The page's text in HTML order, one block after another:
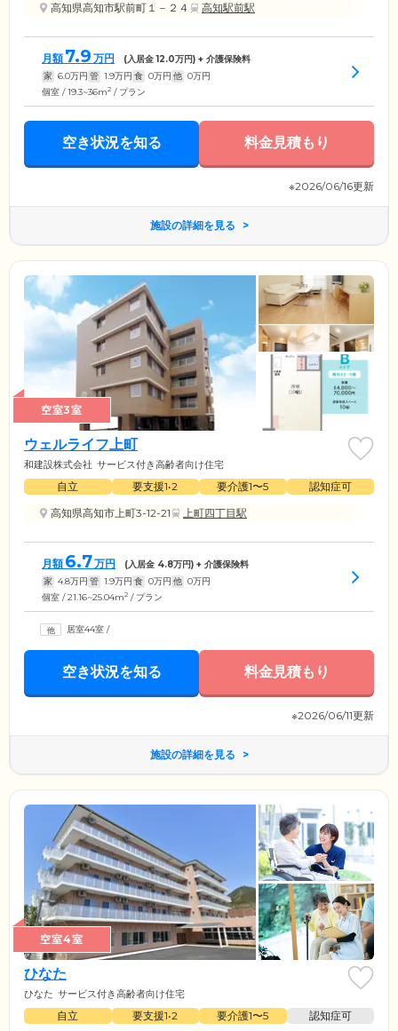
高知県高知市駅前町１－２４
高知駅前駅
月額 7.9 万円 (入居金12.0万円) + 介護保険料
家 6.0万円 管 1.9万円 食 0万円 他 0万円
個室 / 19.3~36m2 / プラン
空き状況を知る 料金見積もり
※2026/06/16更新
施設の詳細を見る
空室3室
ウェルライフ上町
和建設株式会社 サービス付き高齢者向け住宅
自立 要支援1•2 要介護1〜5
認知症可
高知県高知市上町3-12-21
上町四丁目駅
月額 6.7万円 (入居金 4.8万円) + 介護保険料
家 4.8万円 管 1.9万円 食 0万円 他 0万円
個室 / 21.16~25.04m2 / プラン
居室44室 /
空き状況を知る 料金見積もり
※2026/06/11更新
施設の詳細を見る
空室4室
ひなた
ひなた サービス付き高齢者向け住宅
自立 要支援1•2 要介護1〜5
認知症可